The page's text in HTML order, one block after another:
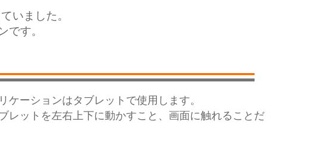
いました。
です。
ケーションはタブレットで使用します。
レットを左右上下に動かすこと、画面に触れることだ